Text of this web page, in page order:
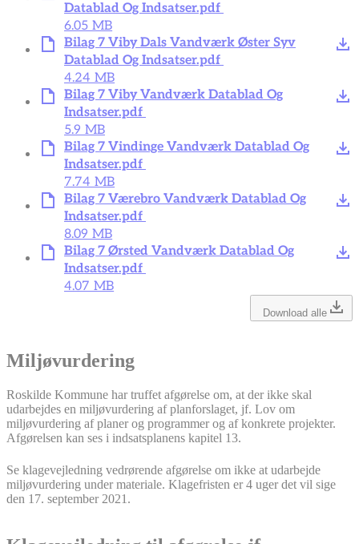
Datablad Og Indsatser.pdf
6.05 MB
Bilag 7 Viby Dals Vandværk Øster Syv
Datablad Og Indsatser.pdf
4.24 MB
Bilag 7 Viby Vandværk Datablad Og
Indsatser.pdf
5.9 MB
Bilag 7 Vindinge Vandværk Datablad Og
Indsatser.pdf
7.74 MB
Bilag 7 Værebro Vandværk Datablad Og
Indsatser.pdf
8.09 MB
Bilag 7 Ørsted Vandværk Datablad Og
Indsatser.pdf
4.07 MB
Download alle
Miljøvurdering
Roskilde Kommune har truffet afgørelse om, at der ikke skal
udarbejdes en miljøvurdering af planforslaget, jf. Lov om
miljøvurdering af planer og programmer og af konkrete projekter.
Afgørelsen kan ses i indsatsplanens kapitel 13.
Se klagevejledning vedrørende afgørelse om ikke at udarbejde
miljøvurdering under materiale. Klagefristen er 4 uger det vil sige
den 17. september 2021.